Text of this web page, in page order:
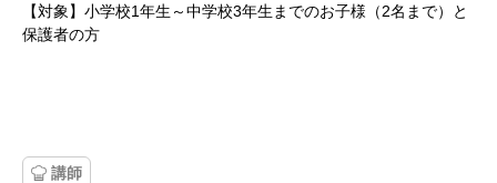
【対象】小学校1年生～中学校3年生までのお子様（2名まで）と
保護者の方
講師